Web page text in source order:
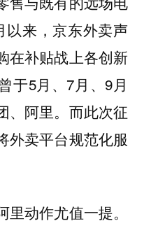
以来，京东外卖声
在补贴战上各创新
于5月、7月、9月
、阿里。而此次征
外卖平台规范化服
动作尤值一提。